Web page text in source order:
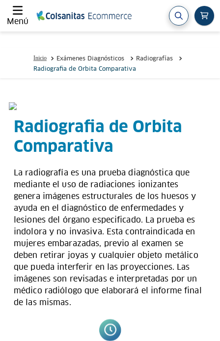
Menú
Exámenes Diagnósticos
Radiografías
Radiografia de Orbita Comparativa
Radiografia de Orbita
Comparativa
La radiografía es una prueba diagnóstica que
mediante el uso de radiaciones ionizantes
genera imágenes estructurales de los huesos y
ayuda en el diagnóstico de enfermedades y
lesiones del órgano especificado. La prueba es
indolora y no invasiva. Esta contraindicada en
mujeres embarazadas, previo al examen se
deben retirar joyas y cualquier objeto metálico
que pueda interferir en las proyecciones. Las
imágenes son revisadas e interpretadas por un
médico radiólogo que elaborará el informe final
de las mismas.